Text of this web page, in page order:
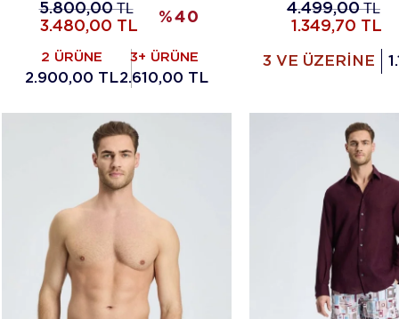
5.800,00TL
3.480,00 TL
%40
2 ÜRÜNE
2.900,00 TL
3+ ÜRÜNE
2.610,00 TL
4.499,00TL
1.349,70 TL
3 VE ÜZERİNE